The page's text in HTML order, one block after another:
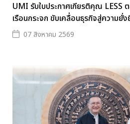
UMI รับใบประกาศเกียรติคุณ LESS
เรือนกระจก ขับเคลื่อนธุรกิจสู่ความยั่ง
07 สิงหาคม 2569